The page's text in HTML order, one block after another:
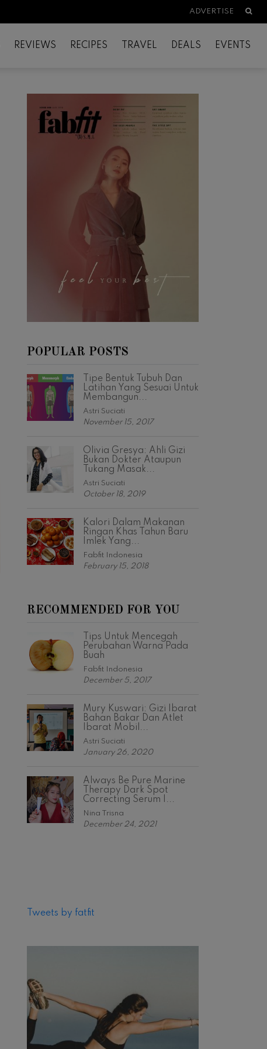
ADVERTISE
REVIEWS RECIPES TRAVEL DEALS EVENTS
POPULAR POSTS
Tipe Bentuk Tubuh Dan
Latihan Yang Sesuai Untuk
Membangun...
Astri Suciati
November 15, 2017
Olivia Gresya: Ahli Gizi
Bukan Dokter Ataupun
Tukang Masak...
Astri Suciati
October 18, 2019
Kalori Dalam Makanan
Ringan Khas Tahun Baru
Imlek Yang...
Fabfit Indonesia
February 15, 2018
RECOMMENDED FOR YOU
Tips Untuk Mencegah
Perubahan Warna Pada
Buah
Fabfit Indonesia
December 5, 2017
Mury Kuswari: Gizi Ibarat
Bahan Bakar Dan Atlet
Ibarat Mobil...
Astri Suciati
January 26, 2020
Always Be Pure Marine
Therapy Dark Spot
Correcting Serum |...
Nina Trisna
December 24, 2021
Tweets by fatfit